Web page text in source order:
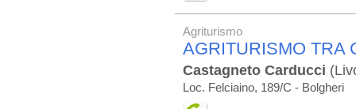
Agriturismo
AGRITURISMO TRA
Castagneto Carducci
Loc. Felciaino, 189/C - Bolgheri